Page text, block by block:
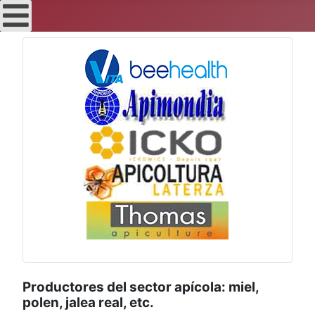
Productores del sector apícola: miel,
polen, jalea real, etc.